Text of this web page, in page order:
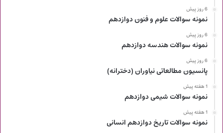
6 روز پیش
نمونه سوالات علوم و فنون دوازدهم
6 روز پیش
نمونه سوالات هندسه دوازدهم
6 روز پیش
پانسیون مطالعاتی نیاوران (دخترانه)
1 هفته پیش
نمونه سوالات شیمی دوازدهم
1 هفته پیش
نمونه سوالات تاریخ دوازدهم انسانی